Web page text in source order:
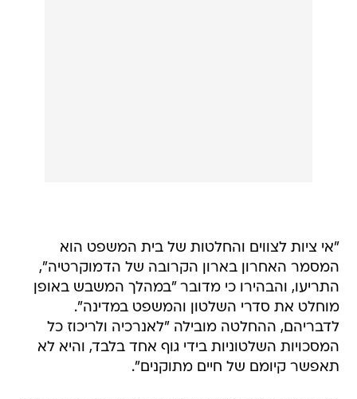
"אי ציות לצווים והחלטות של בית המשפט הוא
המסמר האחרון בארון הקרובה של הדמוקרטיה",
התריעו, והבהירו כי מדובר "במהלך המשבש באופן
מוחלט את סדרי השלטון והמשפט במדינה".
לדבריהם, ההחלטה מובילה "לאנרכיה ולריכוז כל
המסכויות השלטוניות בידי גוף אחד בלבד, והיא לא
תאפשר קיומם של חיים מתוקנים".